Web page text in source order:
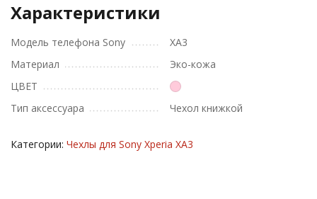
Характеристики
Модель телефона Sony
XA3
Материал
Эко-кожа
ЦВЕТ
Тип аксессуара
Чехол книжкой
Категории: Чехлы для Sony Xperia XA3